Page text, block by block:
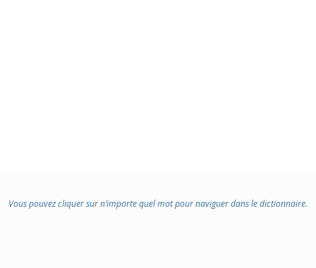
Vous pouvez cliquer sur n’importe quel mot pour naviguer dans le dictionnaire.